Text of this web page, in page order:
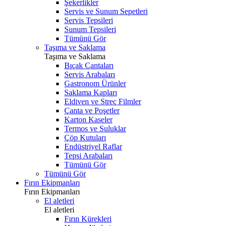
Şekerlikler
Servis ve Sunum Sepetleri
Servis Tepsileri
Sunum Tepsileri
Tümünü Gör
Taşıma ve Saklama
Taşıma ve Saklama
Bıçak Çantaları
Servis Arabaları
Gastronom Ürünler
Saklama Kapları
Eldiven ve Streç Filmler
Çanta ve Poşetler
Karton Kaseler
Termos ve Suluklar
Çöp Kutuları
Endüstriyel Raflar
Tepsi Arabaları
Tümünü Gör
Tümünü Gör
Fırın Ekipmanları
Fırın Ekipmanları
El aletleri
El aletleri
Fırın Kürekleri